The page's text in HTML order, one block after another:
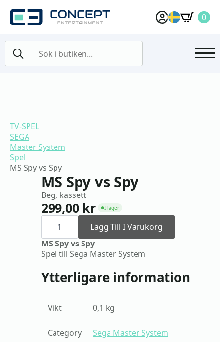
0
for:
TV-SPEL
SEGA
Master System
Spel
MS Spy vs Spy
MS Spy vs Spy
Beg, kassett
299,00 kr ●I lager
MS
Spy
mängd
Lägg Till I Varukorg
MS Spy vs Spy
Spel till Sega Master System
Ytterligare information
Vikt 0,1 kg
Category Sega Master System